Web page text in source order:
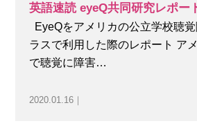
英語速読 eyeQ共同研究レポー
EyeQをアメリカの公立学校聴
ラスで利用した際のレポート ア
で聴覚に障害…
2020.01.16｜